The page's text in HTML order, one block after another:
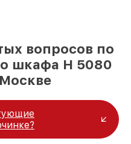
вопросов по
шкафа H 5080